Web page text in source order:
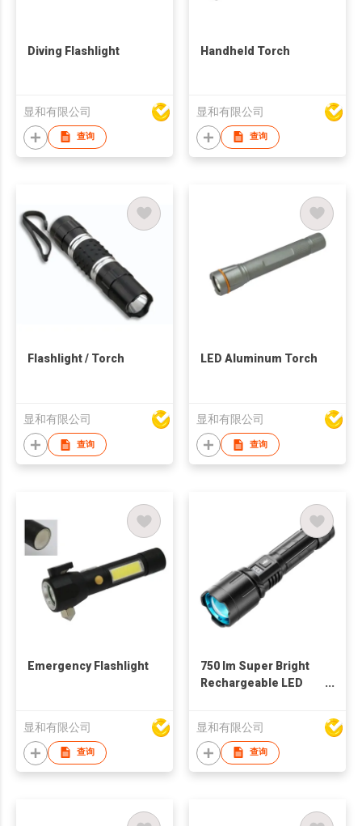
Diving Flashlight
显和有限公司
查询
Handheld Torch
显和有限公司
查询
Flashlight / Torch
显和有限公司
查询
LED Aluminum Torch
显和有限公司
查询
Emergency Flashlight
显和有限公司
查询
750 lm Super Bright
Rechargeable LED
显和有限公司
查询